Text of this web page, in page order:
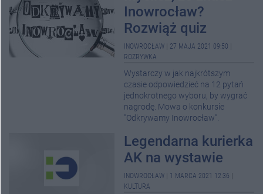
Inowrocław?
Rozwiąż quiz
INOWROCŁAW 27 MAJA 2021 09:50
ROZRYWKA
Wystarczy w jak najkrótszym
czasie odpowiedzieć na 12 pytań
jednokrotnego wyboru, by wygrać
nagrodę. Mowa o konkursie
"Odkrywamy Inowrocław".
Legendarna kurierka
AK na wystawie
INOWROCŁAW 1 MARCA 2021 12:36
KULTURA